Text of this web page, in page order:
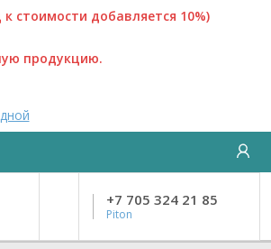
добавляется 10%)
продукцию.
+7 705 324 21 85
Piton